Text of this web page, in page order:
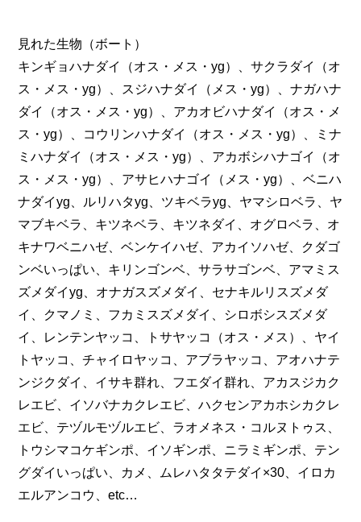
見れた生物（ボート）
キンギョハナダイ（オス・メス・yg）、サクラダイ（オ
ス・メス・yg）、スジハナダイ（メス・yg）、ナガハナ
ダイ（オス・メス・yg）、アカオビハナダイ（オス・メ
ス・yg）、コウリンハナダイ（オス・メス・yg）、ミナ
ミハナダイ（オス・メス・yg）、アカボシハナゴイ（オ
ス・メス・yg）、アサヒハナゴイ（メス・yg）、ベニハ
ナダイyg、ルリハタyg、ツキベラyg、ヤマシロベラ、ヤ
マブキベラ、キツネベラ、キツネダイ、オグロベラ、オ
キナワベニハゼ、ベンケイハゼ、アカイソハゼ、クダゴ
ンベいっぱい、キリンゴンベ、サラサゴンベ、アマミス
ズメダイyg、オナガスズメダイ、セナキルリスズメダ
イ、クマノミ、フカミスズメダイ、シロボシスズメダ
イ、レンテンヤッコ、トサヤッコ（オス・メス）、ヤイ
トヤッコ、チャイロヤッコ、アブラヤッコ、アオハナテ
ンジクダイ、イサキ群れ、フエダイ群れ、アカスジカク
レエビ、イソバナカクレエビ、ハクセンアカホシカクレ
エビ、テヅルモヅルエビ、ラオメネス・コルヌトゥス、
トウシマコケギンポ、イソギンポ、ニラミギンポ、テン
グダイいっぱい、カメ、ムレハタタテダイ×30、イロカ
エルアンコウ、etc…